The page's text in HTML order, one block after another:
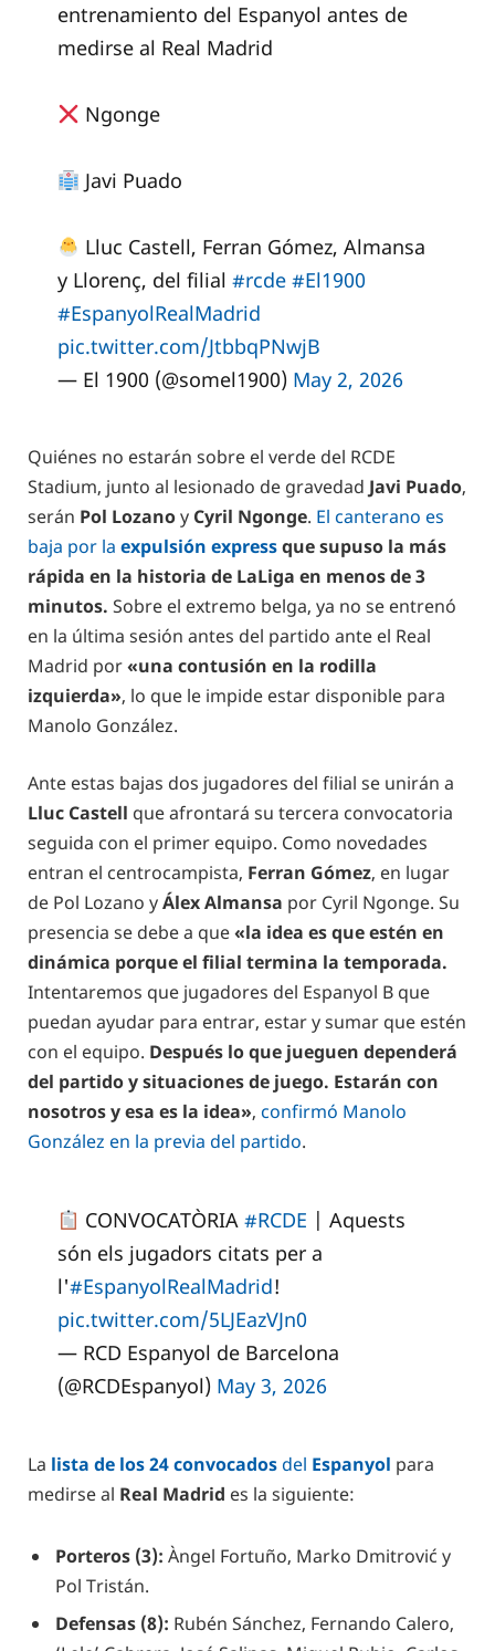
entrenamiento del Espanyol antes de
medirse al Real Madrid
Ngonge
Javi Puado
Lluc Castell, Ferran Gómez, Almansa
y Llorenç, del filial #rcde #El1900
#EspanyolRealMadrid
pic.twitter.com/JtbbqPNwjB
— El 1900 (@somel1900) May 2, 2026
Quiénes no estarán sobre el verde del RCDE
Stadium, junto al lesionado de gravedad Javi Puado,
serán Pol Lozanoy Cyril Ngonge. El canterano es
baja por la expulsión expressque supuso la más
rápida en la historia de LaLiga en menos de 3
minutos. Sobre el extremo belga, ya no se entrenó
en la última sesión antes del partido ante el Real
Madrid por«una contusión en la rodilla
izquierda», lo que le impide estar disponible para
Manolo González.
Ante estas bajas dos jugadores del filial se unirán a
Lluc Castell que afrontará su tercera convocatoria
seguida con el primer equipo. Como novedades
entran el centrocampista, Ferran Gómez, en lugar
de Pol Lozano yÁlex Almansa por Cyril Ngonge. Su
presencia se debe a que«la idea es que estén en
dinámica porque el filial termina la temporada.
Intentaremos que jugadores del Espanyol B que
puedan ayudar para entrar, estar y sumar que estén
con el equipo. Después lo que jueguen dependerá
del partido y situaciones de juego. Estarán con
nosotros y esa es la idea», confirmó Manolo
González en la previa del partido.
CONVOCATÒRIA#RCDE | Aquests
són els jugadors citats per a
l'#EspanyolRealMadrid!
pic.twitter.com/5LJEazVJn0
— RCD Espanyol de Barcelona
(@RCDEspanyol) May 3, 2026
La lista de los 24 convocados del Espanyol para
medirse al Real Madrid es la siguiente:
Porteros (3): Àngel Fortuño, Marko Dmitrović y
Pol Tristán.
Defensas (8): Rubén Sánchez, Fernando Calero,